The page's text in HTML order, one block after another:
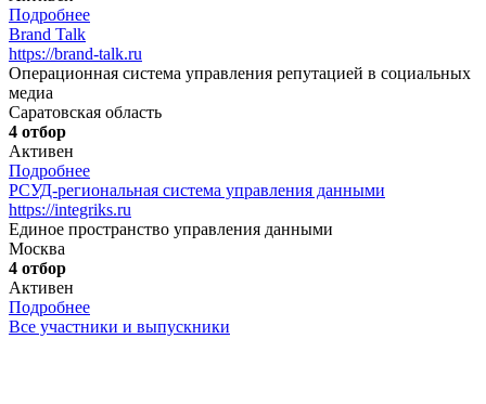
Подробнее
Brand Talk
https://brand-talk.ru
Операционная система управления репутацией в социальных
медиа
Саратовская область
4 отбор
Активен
Подробнее
РСУД-региональная система управления данными
https://integriks.ru
Единое пространство управления данными
Москва
4 отбор
Активен
Подробнее
Все участники и выпускники